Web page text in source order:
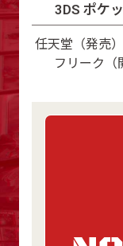
3DS ポケ
任天堂（発売
フリーク（